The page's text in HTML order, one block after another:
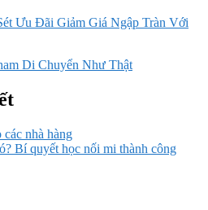
Ưu Đãi Giảm Giá Ngập Tràn Với
Di Chuyển Như Thật
nhà hàng
Bí quyết học nối mi thành công